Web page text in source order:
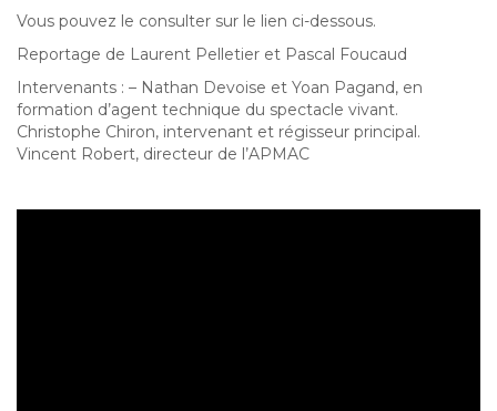
Vous pouvez le consulter sur le lien ci-dessous.
Reportage de Laurent Pelletier et Pascal Foucaud
Intervenants : – Nathan Devoise et Yoan Pagand, en
formation d’agent technique du spectacle vivant.
Christophe Chiron, intervenant et régisseur principal.
Vincent Robert, directeur de l’APMAC